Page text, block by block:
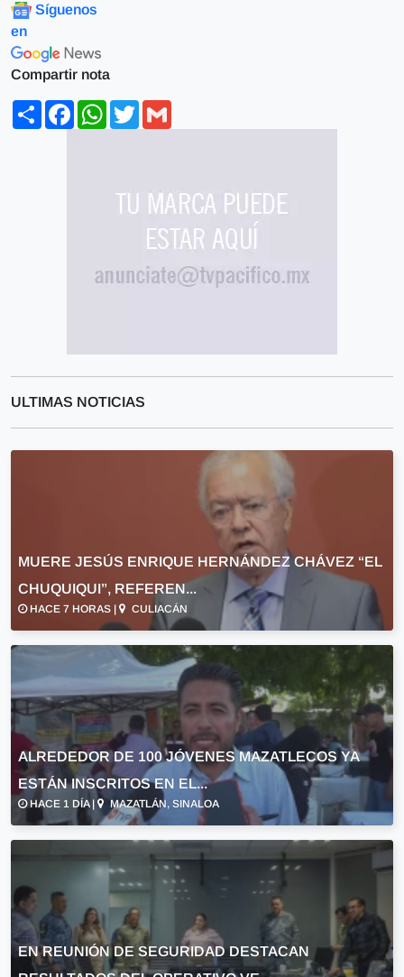
Síguenos
en
Compartir nota
ShareFacebookWhatsApp
Twitter
ULTIMAS NOTICIAS
MUERE JESÚS ENRIQUE HERNÁNDEZ CHÁVEZ “EL
CHUQUIQUI”, REFEREN...
HACE 7 HORAS | CULIACÁN
ALREDEDOR DE 100 JÓVENES MAZATLECOS YA
ESTÁN INSCRITOS EN EL...
HACE 1 DÍA | MAZATLÁN, SINALOA
EN REUNIÓN DE SEGURIDAD DESTACAN